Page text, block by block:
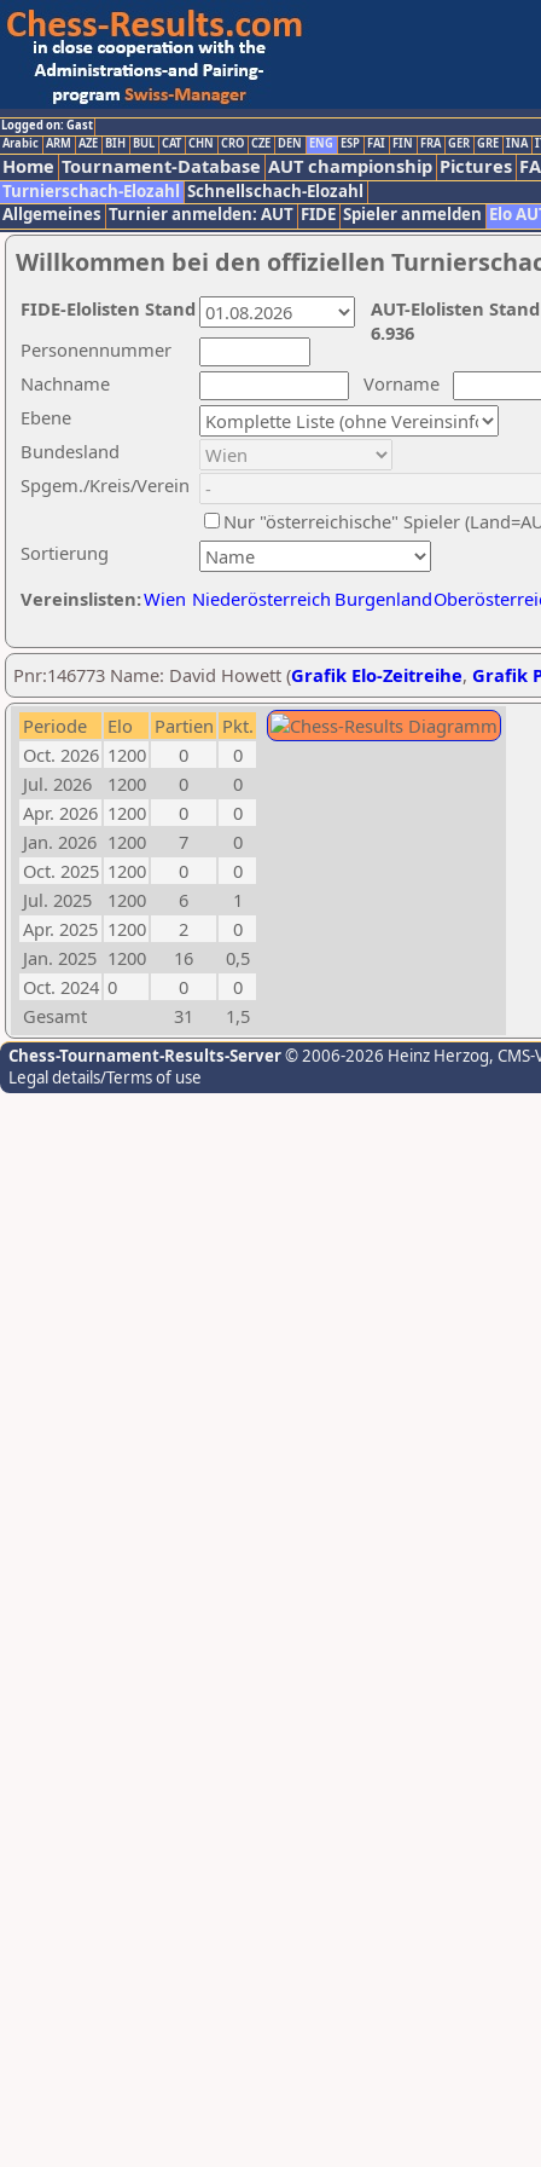
Logged on: Gast
Arabic ARM AZE BIH BUL CAT CHN CRO CZE DEN ENG ESP FAI FIN FRA GER GRE INA
Home Tournament-Database AUT championship Pictures
Turnierschach-Elozahl Schnellschach-Elozahl
Allgemeines Turnier anmelden: AUT FIDE Spieler anmelden Elo
Willkommen bei den offiziellen
Nachname
Vorname
Ebene
Sortierung
Personennummer
Bundesland
Spgem./Kreis/Verein
Nur "österreichische" Spieler
Vereinslisten:Wien Niederösterreich Burgenland
AUT-Elolisten
6.936
FIDE-Elolisten Stand
Pnr:146773 Name: David Howett (Grafik Elo-Zeitreihe, Grafik
Periode Elo Partien Pkt.
Oct. 2026 1200 0
0
Jul. 2026
1200 0
0
Apr. 2026 1200 0
0
Jan. 2026 1200 7
0
Oct. 2025 1200 0
0
Jul. 2025
1200 6
1
Apr. 2025 1200 2
0
Jan. 2025 1200 16
0,5
Oct. 2024 0 0
0
Gesamt
31 1,5
Chess-Tournament-Results-Server© 2006-2026 Heinz Herzog,
Legal details/Terms of use